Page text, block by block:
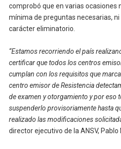
comprobó que en varias ocasiones
mínima de preguntas necesarias,
carácter eliminatorio.
“Estamos recorriendo el país
certificar que todos los centros
cumplan con los requisitos que
centro emisor de Resistencia
de examen y otorgamiento y por eso
suspenderlo provisoriamente hasta
realizado las modificaciones
director ejecutivo de la ANSV,